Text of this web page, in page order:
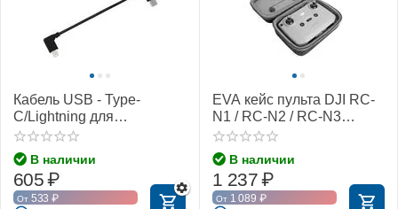
Кабель USB - Type-
C/Lightning для
подключения к пульту DJI
RC-N1 / RC-N2 / RC-N3
(35 см) (YX)
В наличии
605₽
От 533 ₽
EVA кейс пульта DJI RC-
N1 / RC-N2 / RC-N3
(SunnyLife)
В наличии
1 237₽
От 1 089 ₽